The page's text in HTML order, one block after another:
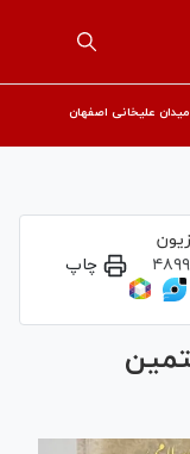
علیخانی اصفهان
چاپ